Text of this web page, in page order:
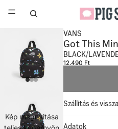
Kép megnyitása
VANS
Got This
BLACK/
12.490 Ft
Szállítás és
Adatok